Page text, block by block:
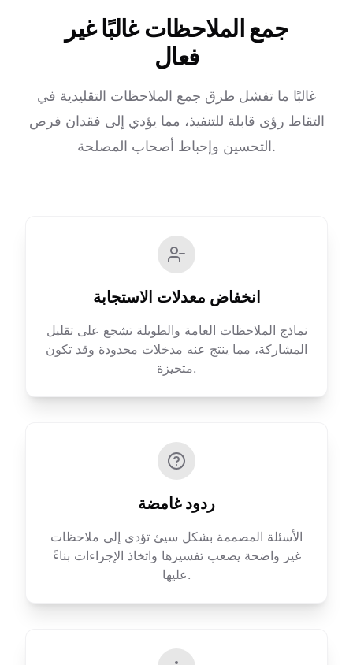
جمع الملاحظات غالبًا غير
فعال
غالبًا ما تفشل طرق جمع الملاحظات التقليدية في
التقاط رؤى قابلة للتنفيذ، مما يؤدي إلى فقدان فرص
التحسين وإحباط أصحاب المصلحة.
انخفاض معدلات الاستجابة
نماذج الملاحظات العامة والطويلة تشجع على تقليل
المشاركة، مما ينتج عنه مدخلات محدودة وقد تكون
متحيزة.
ردود غامضة
الأسئلة المصممة بشكل سيئ تؤدي إلى ملاحظات
غير واضحة يصعب تفسيرها واتخاذ الإجراءات بناءً
عليها.